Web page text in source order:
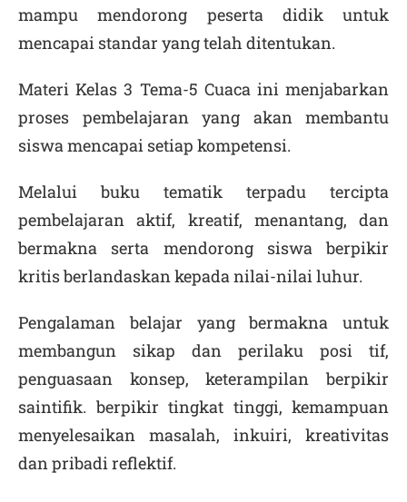
mampu mendorong peserta didik untuk
mencapai standar yang telah ditentukan.
Materi Kelas 3 Tema-5 Cuaca ini menjabarkan
proses pembelajaran yang akan membantu
siswa mencapai setiap kompetensi.
Melalui buku tematik terpadu tercipta
pembelajaran aktif, kreatif, menantang, dan
bermakna serta mendorong siswa berpikir
kritis berlandaskan kepada nilai-nilai luhur.
Pengalaman belajar yang bermakna untuk
membangun sikap dan perilaku posi tif,
penguasaan konsep, keterampilan berpikir
saintifik. berpikir tingkat tinggi, kemampuan
menyelesaikan masalah, inkuiri, kreativitas
dan pribadi reflektif.